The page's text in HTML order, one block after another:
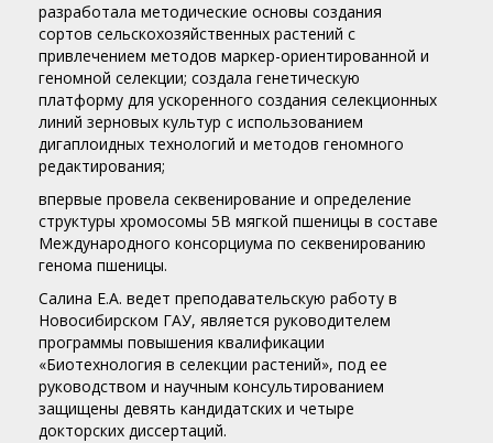
разработала методические основы создания
сортов сельскохозяйственных растений с
привлечением методов маркер-ориентированной и
геномной селекции; создала генетическую
платформу для ускоренного создания селекционных
линий зерновых культур с использованием
дигаплоидных технологий и методов геномного
редактирования;
впервые провела секвенирование и определение
структуры хромосомы 5В мягкой пшеницы в составе
Международного консорциума по секвенированию
генома пшеницы.
Салина Е.А. ведет преподавательскую работу в
Новосибирском ГАУ, является руководителем
программы повышения квалификации
«Биотехнология в селекции растений», под ее
руководством и научным консультированием
защищены девять кандидатских и четыре
докторских диссертаций.